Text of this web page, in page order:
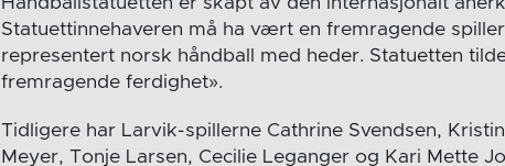
Statuettinnehaveren må ha vært en fremragende
representert norsk håndball med heder. Statuetten
fremragende ferdighet».
Tidligere har Larvik-spillerne Cathrine Svendsen,
Meyer, Tonje Larsen, Cecilie Leganger og Kari Mette